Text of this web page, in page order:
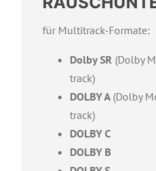
für Multitrack-Formate:
Dolby SR (Dolby
track)
DOLBY A (Dolby
track)
DOLBY C
DOLBY B